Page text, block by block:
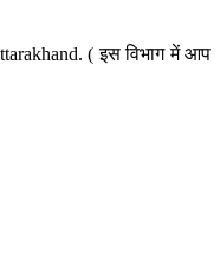
( इस विभाग में आप